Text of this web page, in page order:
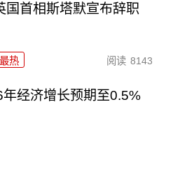
国首相斯塔默宣布辞职
最热 阅读 8143
经济增长预期至0.5%